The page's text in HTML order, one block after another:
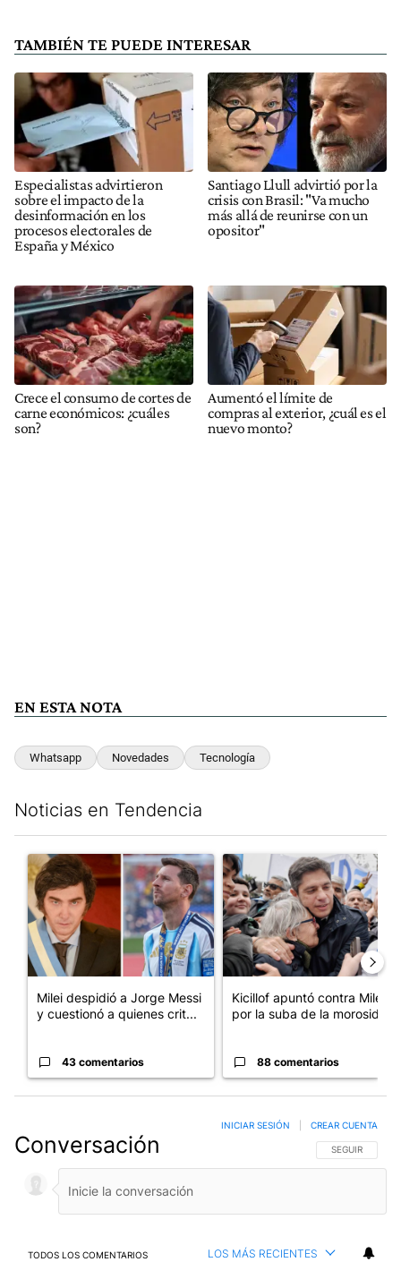
TAMBIÉN TE PUEDE INTERESAR
Especialistas advirtieron
sobre el impacto de la
desinformación en los
procesos electorales de
España y México
Santiago Llull advirtió por la
crisis con Brasil: "Va mucho
más allá de reunirse con un
opositor"
Crece el consumo de cortes de
carne económicos: ¿cuáles
son?
Aumentó el límite de
compras al exterior, ¿cuál es el
nuevo monto?
EN ESTA NOTA
Whatsapp Novedades Tecnología
Noticias en Tendencia
Un artículo de tendencia con el título "Milei despidió a Jorge
Milei despidió a Jorge Messi
y cuestionó a quienes crit...
43 comentarios
Un artículo de tendencia con
Kicillof apuntó contra Milei
por la suba de la morosida...
88 comentarios
Conversación SIGA ESTA
SEGUIR
INICIAR SESIÓN CREAR CUENTA
TODOS LOS COMENTARIOS LOS MÁS RECIENTES